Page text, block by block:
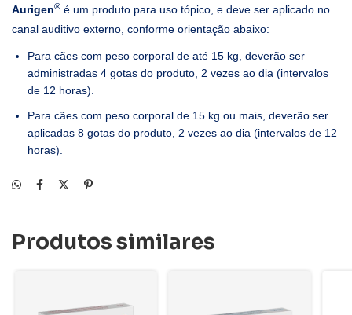
Aurigen® é um produto para uso tópico, e deve ser aplicado no
canal auditivo externo, conforme orientação abaixo:
Para cães com peso corporal de até 15 kg, deverão ser
administradas 4 gotas do produto, 2 vezes ao dia (intervalos
de 12 horas).
Para cães com peso corporal de 15 kg ou mais, deverão ser
aplicadas 8 gotas do produto, 2 vezes ao dia (intervalos de 12
horas).
Produtos similares